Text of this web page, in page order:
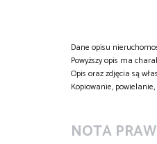
Dane opisu
Powyższy opis ma
Opis oraz zdjęcia są
Kopiowanie,
NOTA